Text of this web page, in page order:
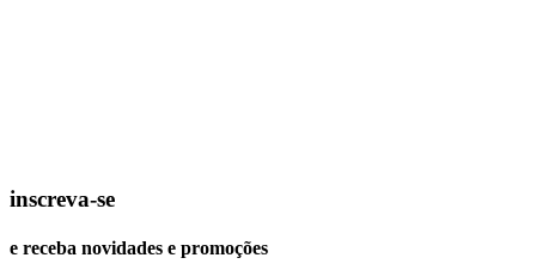
inscreva-se
e receba novidades e promoções